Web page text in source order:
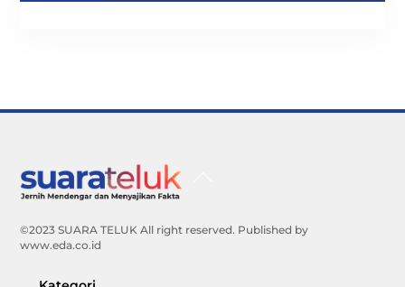
©2023 SUARA TELUK All right reserved. Published by
www.eda.co.id